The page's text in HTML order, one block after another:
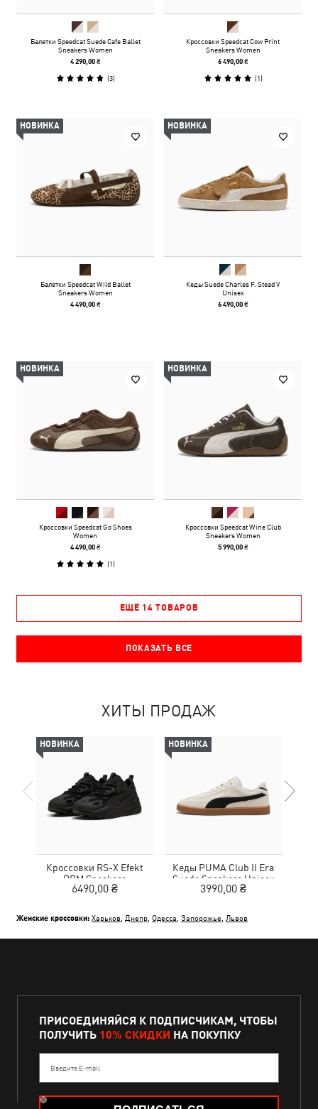
Балетки Speedcat Suede Cafe Ballet
Sneakers Women
4 290,00 ₴
(3)
Кроссовки Speedcat Cow Print
Sneakers Women
6 490,00 ₴
(1)
НОВИНКА
Балетки Speedcat Wild Ballet
Sneakers Women
4 490,00 ₴
НОВИНКА
Кеды Suede Charles F. Stead V
Unisex
6 490,00 ₴
НОВИНКА
Кроссовки Speedcat Go Shoes
Women
4 490,00 ₴
(1)
НОВИНКА
Кроссовки Speedcat Wine Club
Sneakers Women
5 990,00 ₴
ЕЩЁ 14 ТОВАРОВ
ПОКАЗАТЬ ВСЕ
ХИТЫ ПРОДАЖ
НОВИНКА
Кроссовки RS-X Efekt
PRM Sneakers
6490,00 ₴
НОВИНКА
Кеды PUMA Club II Era
Suede Sneakers Unisex
3990,00 ₴
Женские кроссовки: Харьков Днепр Одесса Запорожье Львов
ПРИСОЕДИНЯЙСЯ К ПОДПИСЧИКАМ, ЧТОБЫ
ПОЛУЧИТЬ 10% СКИДКИ НА ПОКУПКУ
Введите E-mail